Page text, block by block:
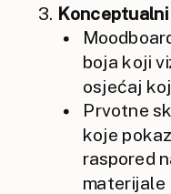
boja koji
osjećaj
Prvotne
koje
raspored
materijale